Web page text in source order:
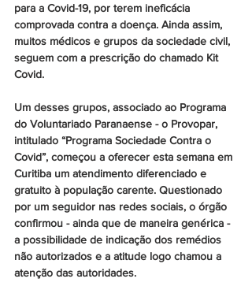
para a Covid-19, por terem ineficácia
comprovada contra a doença. Ainda assim,
muitos médicos e grupos da sociedade civil,
seguem com a prescrição do chamado Kit
Covid.
Um desses grupos, associado ao Programa
do Voluntariado Paranaense - o Provopar,
intitulado “Programa Sociedade Contra o
Covid”, começou a oferecer esta semana em
Curitiba um atendimento diferenciado e
gratuito à população carente. Questionado
por um seguidor nas redes sociais, o órgão
confirmou - ainda que de maneira genérica -
a possibilidade de indicação dos remédios
não autorizados e a atitude logo chamou a
atenção das autoridades.